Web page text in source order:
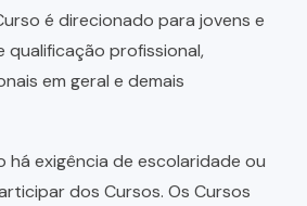
é direcionado para jovens e
qualificação profissional,
em geral e demais
há exigência de escolaridade ou
dos Cursos. Os Cursos